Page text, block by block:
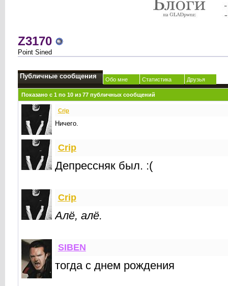
Z3170
Point Sined
Публичные сообщения Обо мне Статистика Друзья
Показано с 1 по 10из 77публичных сообщений
Crip
Ничего.
Crip
Депрессняк был. :(
Crip
Алё, алё.
SIBEN
тогда с днем рождения